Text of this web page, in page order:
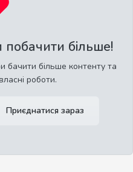
побачити більше!
бачити більше контенту та
роботи.
Приєднатися зараз